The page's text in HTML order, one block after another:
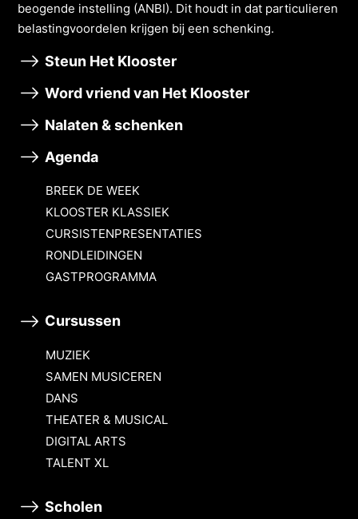
beogende instelling (ANBI). Dit houdt in dat particulieren
belastingvoordelen krĳgen bĳ een schenking.
Steun Het Klooster
Word vriend van Het Klooster
Nalaten & schenken
Agenda
BREEK DE WEEK
KLOOSTER KLASSIEK
CURSISTENPRESENTATIES
RONDLEIDINGEN
GASTPROGRAMMA
Cursussen
MUZIEK
SAMEN MUSICEREN
DANS
THEATER & MUSICAL
DIGITAL ARTS
TALENT XL
Scholen